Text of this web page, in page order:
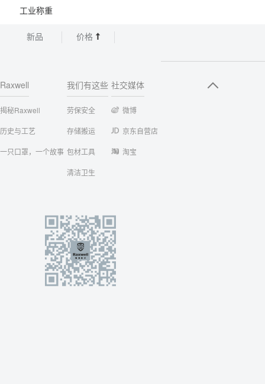
工业称重
新品 价格
Raxwell
揭秘Raxwell
历史与工艺
一只口罩，一个故事
我们有这些
劳保安全
存储搬运
包材工具
清洁卫生
社交媒体
微博
京东自营店
淘宝